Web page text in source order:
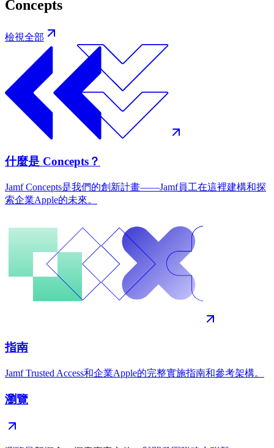
Concepts
檢視全部
什麼是 Concepts？
Jamf Concepts是我們的創新計畫——Jamf員工在這裡建構和探
索企業Apple的未來。
指南
Jamf Trusted Access和企業Apple的完整實施指南和參考架構。
瀏覽